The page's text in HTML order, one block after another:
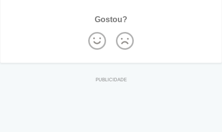
Gostou?